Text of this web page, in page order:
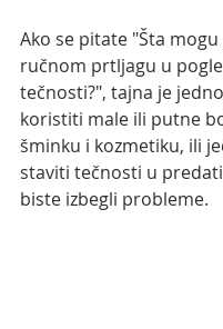
Ako se pitate "Šta
ručnom prtljagu u
tečnosti?", tajna je
koristiti male ili putne
šminku i kozmetiku, ili
staviti tečnosti u
biste izbegli probleme.